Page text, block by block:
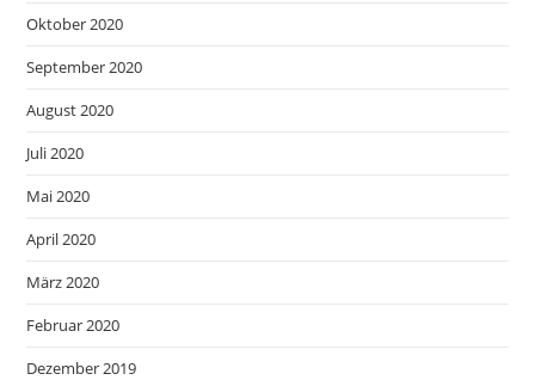
Oktober 2020
September 2020
August 2020
Juli 2020
Mai 2020
April 2020
März 2020
Februar 2020
Dezember 2019